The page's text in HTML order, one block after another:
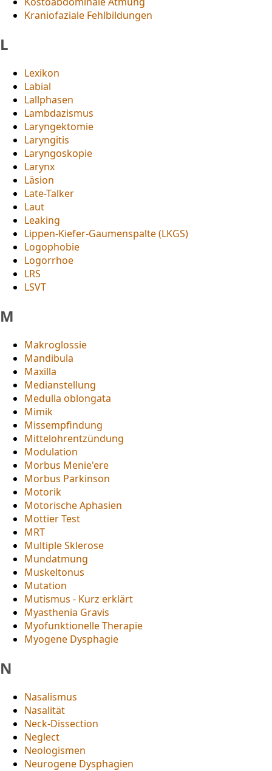
Kraniofaziale Fehlbildungen
L
Lexikon
Labial
Lallphasen
Lambdazismus
Laryngektomie
Laryngitis
Laryngoskopie
Larynx
Läsion
Late-Talker
Laut
Leaking
Lippen-Kiefer-Gaumenspalte (LKGS)
Logophobie
Logorrhoe
LRS
LSVT
M
Makroglossie
Mandibula
Maxilla
Medianstellung
Medulla oblongata
Mimik
Missempfindung
Mittelohrentzündung
Modulation
Morbus Menie'ere
Morbus Parkinson
Motorik
Motorische Aphasien
Mottier Test
MRT
Multiple Sklerose
Mundatmung
Muskeltonus
Mutation
Mutismus - Kurz erklärt
Myasthenia Gravis
Myofunktionelle Therapie
Myogene Dysphagie
N
Nasalismus
Nasalität
Neck-Dissection
Neglect
Neologismen
Neurogene Dysphagien